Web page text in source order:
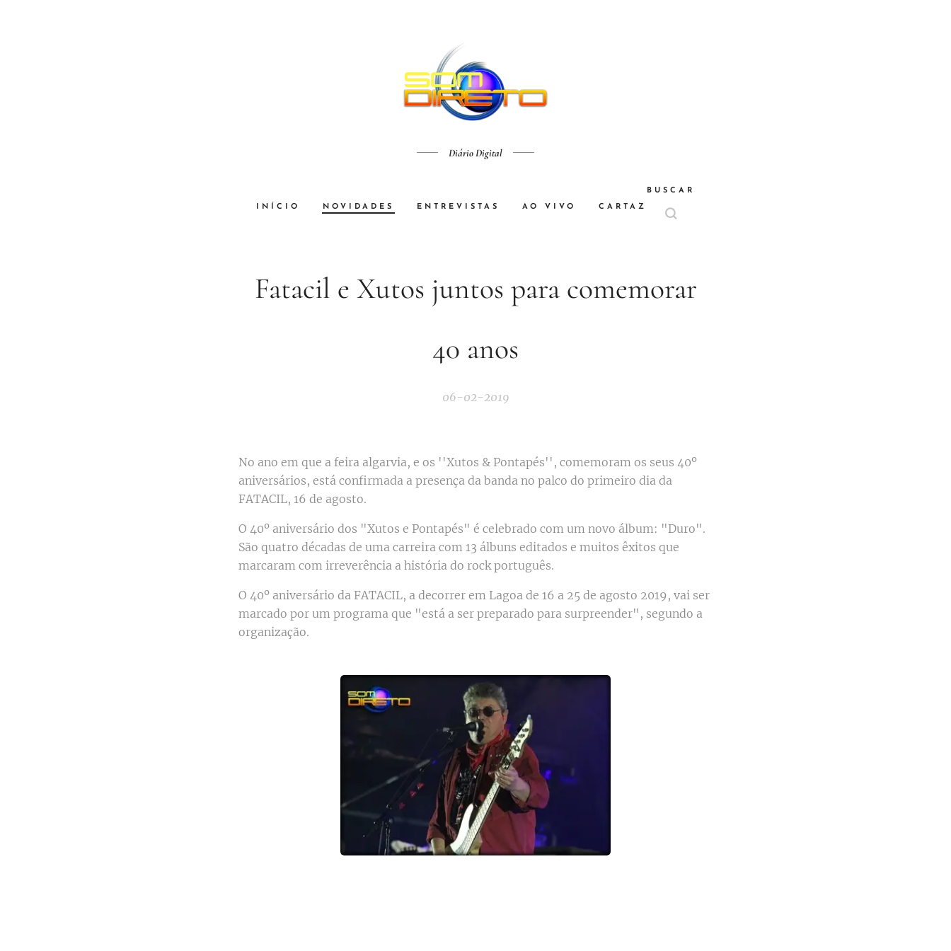
Diário Digital
INÍCIO NOVIDADES ENTREVISTAS AO VIVO CARTAZ
BUSCAR
Fatacil e Xutos juntos para comemorar
40 anos
06-02-2019
No ano em que a feira algarvia, e os ''Xutos & Pontapés'', comemoram os seus 40º
aniversários, está confirmada a presença da banda no palco do primeiro dia da
FATACIL, 16 de agosto.
O 40º aniversário dos "Xutos e Pontapés" é celebrado com um novo álbum: "Duro".
São quatro décadas de uma carreira com 13 álbuns editados e muitos êxitos que
marcaram com irreverência a história do rock português.
O 40º aniversário da FATACIL, a decorrer em Lagoa de 16 a 25 de agosto 2019, vai ser
marcado por um programa que "está a ser preparado para surpreender", segundo a
organização.